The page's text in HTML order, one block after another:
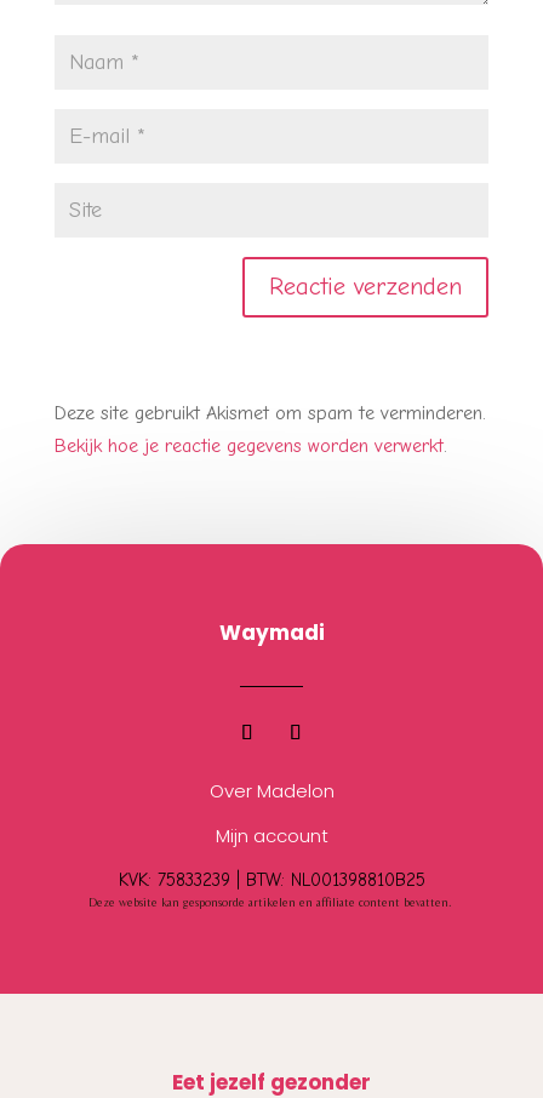
Deze site gebruikt Akismet om spam te verminderen.
Bekijk hoe je reactie gegevens worden verwerkt.
Waymadi
Over Madelon
Mijn account
KVK: 75833239 | BTW: NL001398810B25
Deze website kan gesponsorde artikelen en affiliate content bevatten.
Eet jezelf gezonder